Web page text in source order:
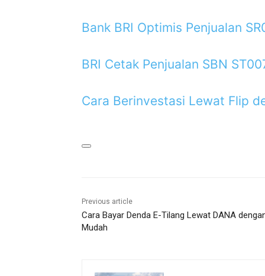
Bank BRI Optimis Penjualan
BRI Cetak Penjualan SBN
Cara Berinvestasi Lewat Flip
Previous article
Cara Bayar Denda E-Tilang Lewat DANA
Mudah